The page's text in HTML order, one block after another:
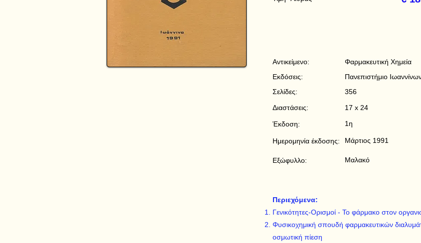
Αντικείμενο:
Εκδόσεις:
Σελίδες:
Διαστάσεις:
Έκδοση:
Ημερομηνία έκδοσης:
Εξώφυλλο:
Φαρμακευτική Χημεία
Πανεπιστήμιο
356
17 x 24
1η
Μάρτιος 1991
Μαλακό
Περιεχόμενα:
Γενικότητες-Ορισμοί - Το φάρμακο στον
Φυσικοχημική σπουδή φαρμακευτικών
οσμωτική πίεση